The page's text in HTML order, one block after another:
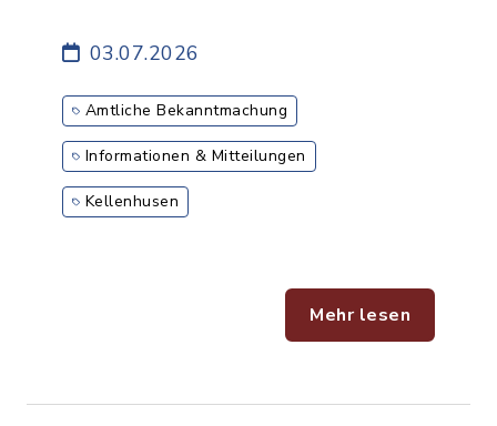
03.07.2026
Amtliche Bekanntmachung
Informationen & Mitteilungen
Kellenhusen
Mehr lesen